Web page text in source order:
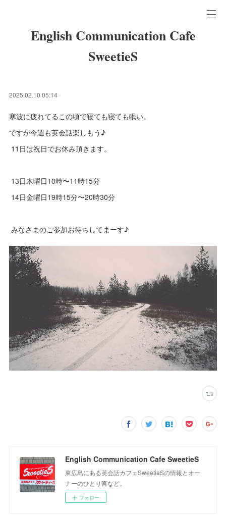
English Communication Cafe
SweetieS
2025.02.10 05:14
寒波に疲れてるこの頃で寝ても寝ても眠い。
ですが今週も英会話楽しもう♪
11日は祝日でお休み頂きます。
13日木曜日10時〜11時15分
14日金曜日19時15分〜20時30分
みなさまのご参加お待ちしてまーす♪
English Communication Cafe SweetieS
東広島にある英会話カフェSweetieSの情報とオー
ナーのひとり言など。
フォロー